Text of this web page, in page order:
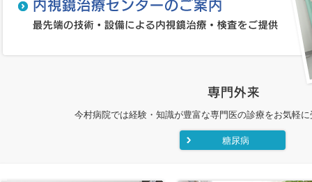
今村病院では経験・知識が豊富な専門医の診療をお気軽
糖尿病